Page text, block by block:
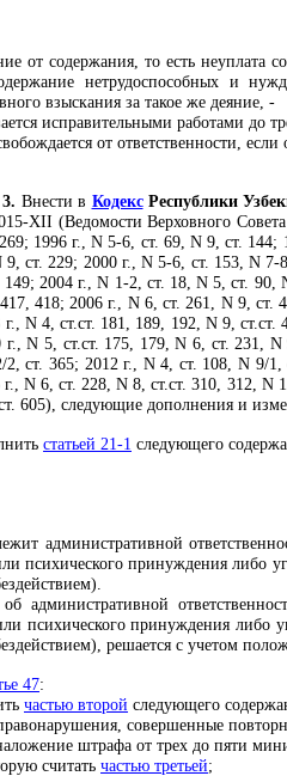
от содержания, то есть
нетрудоспособных и
взыскания за такое же деяние, -
исправительными работами до
от ответственности,
Внести в КодексРеспублики
XII (Ведомости Верховного
1996 г., N 5-6, ст. 69, N 9, ст.
ст. 229; 2000 г., N 5-6, ст. 153, N
2004 г., N 1-2, ст. 18, N 5, ст.
418; 2006 г., N 6, ст. 261, N 9,
N 4, ст.ст. 181, 189, 192, N 9,
N 5, ст.ст. 175, 179, N 6, ст. 231,
ст. 365; 2012 г., N 4, ст. 108, N 9/
N 6, ст. 228, N 8, ст.ст. 310, 312, N
605), следующие дополнения и
статьей 21-1 следующего
административной
психического принуждения либо
административной
психического принуждения либо
решается с учетом
47:
частью второй следующего
совершенные
штрафа от трех до пяти
считать частью третьей;